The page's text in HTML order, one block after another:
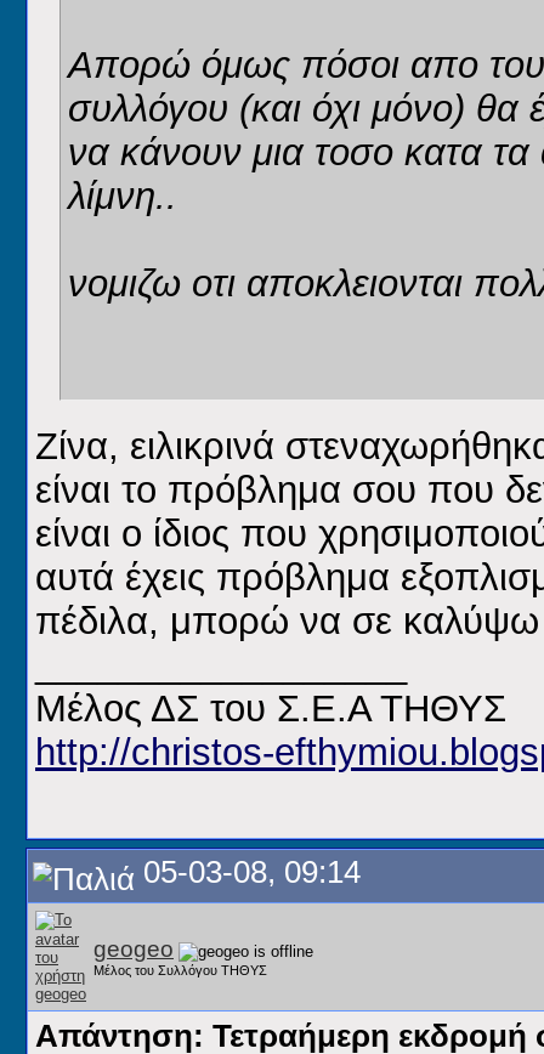
Απορώ όμως πόσοι απο
συλλόγου (και όχι μόνο) θα
να κάνουν μια τοσο κατα
λίμνη..
νομιζω οτι αποκλειονται
Ζίνα, ειλικρινά
είναι το πρόβλημα σου που
είναι ο ίδιος που
αυτά έχεις πρόβλημα
πέδιλα, μπορώ να σε
Μέλος ΔΣ του Σ.Ε.Α ΤΗΘΥΣ
http://christos-
05-03-08, 09:14
geogeo
Μέλος του Συλλόγου ΤΗΘΥΣ
Απάντηση: Τετραήμερη εκδρομή